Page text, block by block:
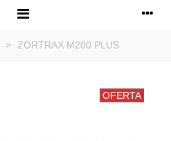
> ZORTRAX M200 PLUS
OFERTA